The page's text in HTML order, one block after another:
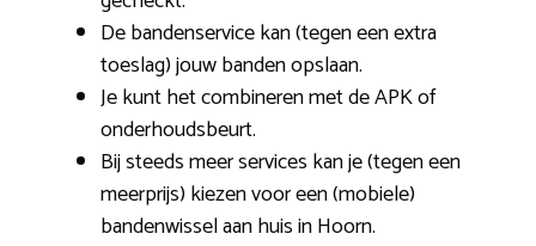
De bandenservice kan (tegen een extra
toeslag) jouw banden opslaan.
Je kunt het combineren met de APK of
onderhoudsbeurt.
Bij steeds meer services kan je (tegen een
meerprijs) kiezen voor een (mobiele)
bandenwissel aan huis in Hoorn.